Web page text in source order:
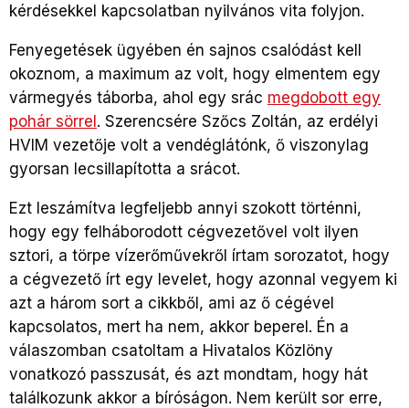
kérdésekkel kapcsolatban nyilvános vita folyjon.
Fenyegetések ügyében én sajnos csalódást kell
okoznom, a maximum az volt, hogy elmentem egy
vármegyés táborba, ahol egy srác megdobott egy
pohár sörrel. Szerencsére Szőcs Zoltán, az erdélyi
HVIM vezetője volt a vendéglátónk, ő viszonylag
gyorsan lecsillapította a srácot.
Ezt leszámítva legfeljebb annyi szokott történni,
hogy egy felháborodott cégvezetővel volt ilyen
sztori, a törpe vízerőművekről írtam sorozatot, hogy
a cégvezető írt egy levelet, hogy azonnal vegyem ki
azt a három sort a cikkből, ami az ő cégével
kapcsolatos, mert ha nem, akkor beperel. Én a
válaszomban csatoltam a Hivatalos Közlöny
vonatkozó passzusát, és azt mondtam, hogy hát
találkozunk akkor a bíróságon. Nem került sor erre,